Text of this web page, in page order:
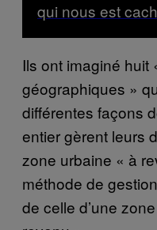
qui nous est
Ils ont imaginé huit
géographiques »
différentes façons
entier gèrent leurs
zone urbaine « à
méthode de
de celle d’une